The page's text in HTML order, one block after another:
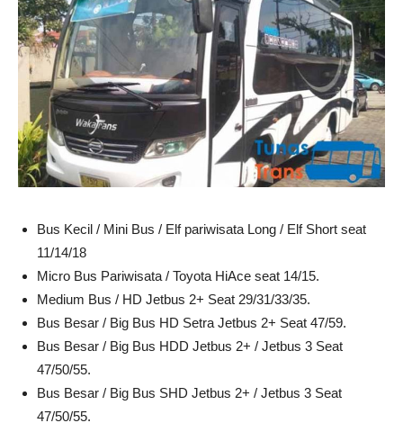
Bus Kecil / Mini Bus / Elf pariwisata Long / Elf Short seat
11/14/18
Micro Bus Pariwisata / Toyota HiAce seat 14/15.
Medium Bus / HD Jetbus 2+ Seat 29/31/33/35.
Bus Besar / Big Bus HD Setra Jetbus 2+ Seat 47/59.
Bus Besar / Big Bus HDD Jetbus 2+ / Jetbus 3 Seat
47/50/55.
Bus Besar / Big Bus SHD Jetbus 2+ / Jetbus 3 Seat
47/50/55.